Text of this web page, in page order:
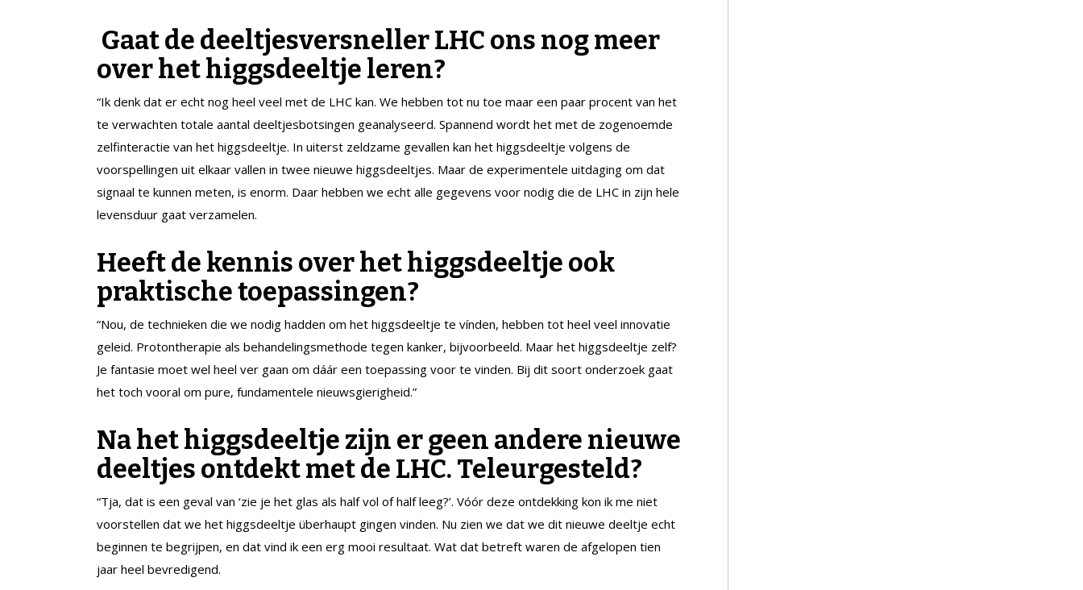
Gaat de deeltjesversneller LHC ons nog meer
over het higgsdeeltje leren?
“Ik denk dat er echt nog heel veel met de LHC kan. We hebben tot nu toe maar een paar procent van het
te verwachten totale aantal deeltjesbotsingen geanalyseerd. Spannend wordt het met de zogenoemde
zelfinteractie van het higgsdeeltje. In uiterst zeldzame gevallen kan het higgsdeeltje volgens de
voorspellingen uit elkaar vallen in twee nieuwe higgsdeeltjes. Maar de experimentele uitdaging om dat
signaal te kunnen meten, is enorm. Daar hebben we echt alle gegevens voor nodig die de LHC in zijn hele
levensduur gaat verzamelen.
Heeft de kennis over het higgsdeeltje ook
praktische toepassingen?
“Nou, de technieken die we nodig hadden om het higgsdeeltje te vínden, hebben tot heel veel innovatie
geleid. Protontherapie als behandelingsmethode tegen kanker, bijvoorbeeld. Maar het higgsdeeltje zelf?
Je fantasie moet wel heel ver gaan om dáár een toepassing voor te vinden. Bij dit soort onderzoek gaat
het toch vooral om pure, fundamentele nieuwsgierigheid.”
Na het higgsdeeltje zijn er geen andere nieuwe
deeltjes ontdekt met de LHC. Teleurgesteld?
“Tja, dat is een geval van ‘zie je het glas als half vol of half leeg?’. Vóór deze ontdekking kon ik me niet
voorstellen dat we het higgsdeeltje überhaupt gingen vinden. Nu zien we dat we dit nieuwe deeltje echt
beginnen te begrijpen, en dat vind ik een erg mooi resultaat. Wat dat betreft waren de afgelopen tien
jaar heel bevredigend.